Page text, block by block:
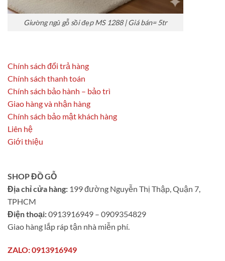
Giường ngủ gỗ sồi đẹp MS 1288 | Giá bán= 5tr
Chính sách đổi trả hàng
Chính sách thanh toán
Chính sách bảo hành – bảo trì
Giao hàng và nhận hàng
Chính sách bảo mật khách hàng
Liên hệ
Giới thiệu
SHOP ĐỒ GỖ
Địa chỉ cửa hàng: 199 đường Nguyễn Thị Thập, Quận 7,
TPHCM
Điện thoại:0913916949 – 0909354829
Giao hàng lắp ráp tận nhà miễn phí.
ZALO: 0913916949